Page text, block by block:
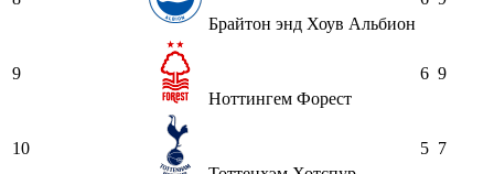
Брайтон энд Хоув Альбион
9
Ноттингем Форест
6 9
10
5 7